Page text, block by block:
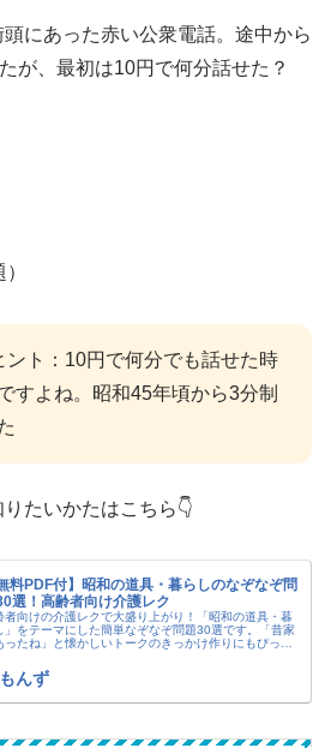
頭にあった赤い公衆電話。途中から
が、最初は10円で何分話せた？
ント：10円で何分でも話せた時
すよね。昭和45年頃から3分制
たいかたはこちら👇
無料PDF付】昭和の道具・暮らしのなぞなぞ問
選！高齢者向け介護レク
者向けの介護レクで大盛り上がり！「昭和の道具・暮
」をテーマにした簡単なぞなぞ問題30選です。「昔家
ったね」と懐かしいトークのきっかけ作りにもぴった
ウンロード可能です。
んず